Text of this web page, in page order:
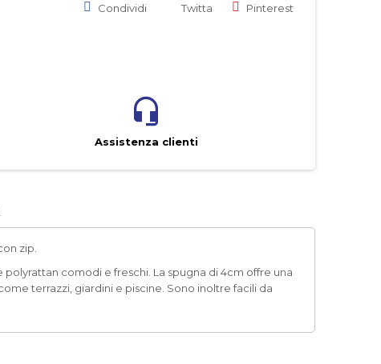
Condividi Twitta Pinterest
Assistenza clienti
zip.
comodi e freschi. La spugna di 4cm offre una
terrazzi, giardini e piscine. Sono inoltre facili da